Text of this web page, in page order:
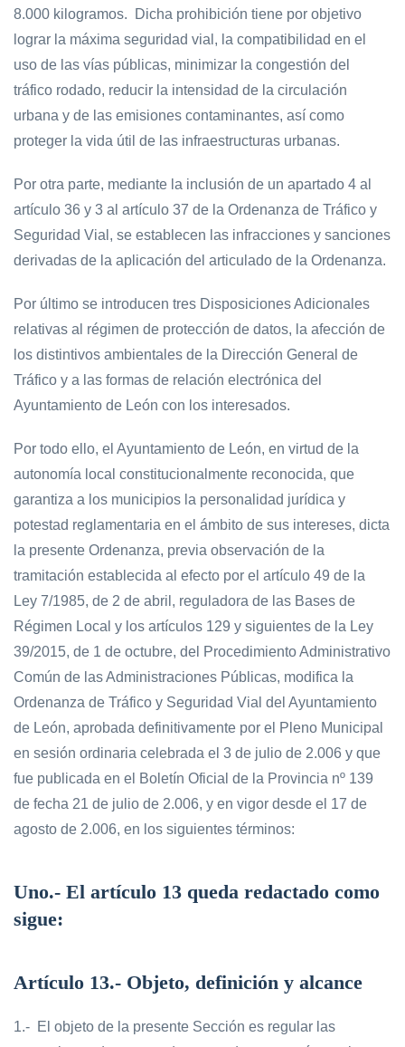
8.000 kilogramos. Dicha prohibición tiene por objetivo
lograr la máxima seguridad vial, la compatibilidad en el
uso de las vías públicas, minimizar la congestión del
tráfico rodado, reducir la intensidad de la circulación
urbana y de las emisiones contaminantes, así como
proteger la vida útil de las infraestructuras urbanas.
Por otra parte, mediante la inclusión de un apartado 4 al
artículo 36 y 3 al artículo 37 de la Ordenanza de Tráfico y
Seguridad Vial, se establecen las infracciones y sanciones
derivadas de la aplicación del articulado de la Ordenanza.
Por último se introducen tres Disposiciones Adicionales
relativas al régimen de protección de datos, la afección de
los distintivos ambientales de la Dirección General de
Tráfico y a las formas de relación electrónica del
Ayuntamiento de León con los interesados.
Por todo ello, el Ayuntamiento de León, en virtud de la
autonomía local constitucionalmente reconocida, que
garantiza a los municipios la personalidad jurídica y
potestad reglamentaria en el ámbito de sus intereses, dicta
la presente Ordenanza, previa observación de la
tramitación establecida al efecto por el artículo 49 de la
Ley 7/1985, de 2 de abril, reguladora de las Bases de
Régimen Local y los artículos 129 y siguientes de la Ley
39/2015, de 1 de octubre, del Procedimiento Administrativo
Común de las Administraciones Públicas, modifica la
Ordenanza de Tráfico y Seguridad Vial del Ayuntamiento
de León, aprobada definitivamente por el Pleno Municipal
en sesión ordinaria celebrada el 3 de julio de 2.006 y que
fue publicada en el Boletín Oficial de la Provincia nº 139
de fecha 21 de julio de 2.006, y en vigor desde el 17 de
agosto de 2.006, en los siguientes términos:
Uno.- El artículo 13 queda redactado como
sigue:
Artículo 13.- Objeto, definición y alcance
1.- El objeto de la presente Sección es regular las